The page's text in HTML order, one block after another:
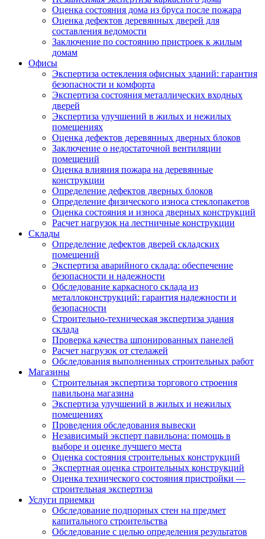
Оценка состояния дома из бруса после пожара
Оценка дефектов деревянных дверей для
составления ведомости
Заключение по состоянию пристроек к жилым
домам
Офисы
Экспертиза остекления офисных зданий: гарантия
безопасности и комфорта
Экспертиза состояния металлических входных
дверей
Экспертиза улучшений в жилых и нежилых
помещениях
Оценка дефектов деревянных дверных блоков
Заключение о недостаточной вентиляции
помещений
Оценка влияния пожара на деревянные
конструкции
Определение дефектов дверных блоков
Определение физического износа стеклопакетов
Оценка состояния и износа дверных конструкций
Расчет нагрузок на лестничные конструкции
Склады
Определение дефектов дверей складских
помещений
Экспертиза аварийного склада: обеспечение
безопасности и надежности
Обследование каркасного склада из
металлоконструкций: гарантия надежности и
безопасности
Строительно-техническая экспертиза здания
склада
Проверка качества шпонированных панелей
Расчет нагрузок от стелажей
Обследования выполненных строительных работ
Магазины
Строительная экспертиза торгового строения
павильона магазина
Экспертиза улучшений в жилых и нежилых
помещениях
Проведения обследования вывески
Независимый эксперт павильона: помощь в
выборе и оценке лучшего места
Оценка состояния строительных конструкций
Экспертная оценка строительных конструкций
Оценка технического состояния пристройки —
строительная экспертиза
Услуги приемки
Обследование подпорных стен на предмет
капитального строительства
Обследование с целью определения результатов